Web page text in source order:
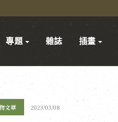
專題 雜誌 插畫
文章 2023/03/08